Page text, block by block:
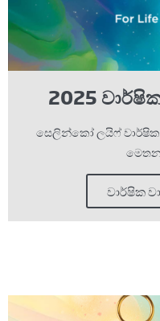
2025
සෙලින්කෝ ලයිෆ් වාර්ෂික
වාර්ෂික